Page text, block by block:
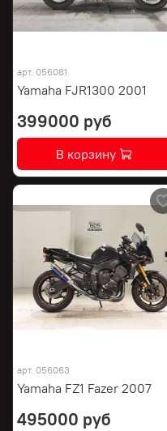
арт. 056081
Yamaha FJR1300 2001
399000 руб
В корзину
арт. 056063
Yamaha FZ1 Fazer 2007
495000 руб